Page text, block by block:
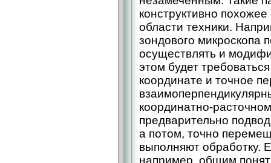
конструктивно
области техники.
зондового микроскопа
осуществлять и
этом будет
координате и точное
координатно-
предварительно
а потом, точно
выполняют обработку.
например, общим